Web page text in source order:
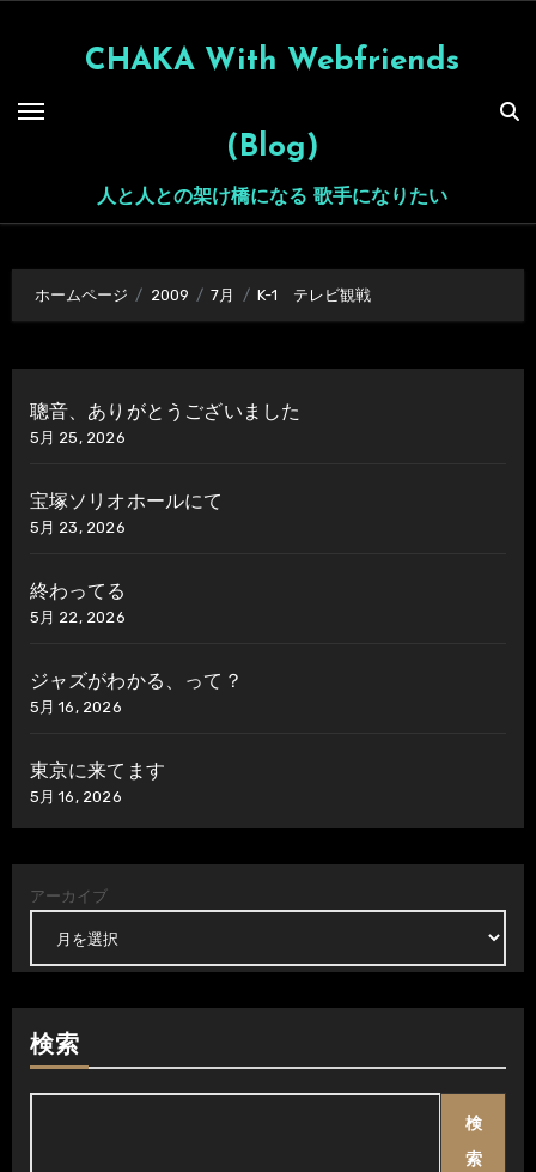
CHAKA With Webfriends
(Blog)
人と人との架け橋になる 歌手になりたい
ホームページ 2009 7月 K-1 テレビ観戦
聰音、ありがとうございました
5月 25, 2026
宝塚ソリオホールにて
5月 23, 2026
終わってる
5月 22, 2026
ジャズがわかる、って？
5月 16, 2026
東京に来てます
5月 16, 2026
アーカイブ
検索
検
索